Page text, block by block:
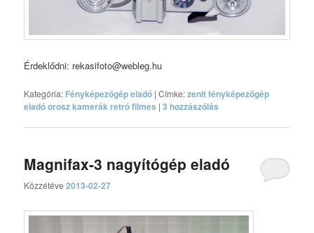
Érdeklődni: rekasifoto@webleg.hu
Kategória: Fényképezőgép eladó |Címke:zenit fényképezőgép
eladó orosz kamerák retró filmes |3 hozzászólás
Magnifax-3 nagyítógép eladó
Közzétéve2013-02-27